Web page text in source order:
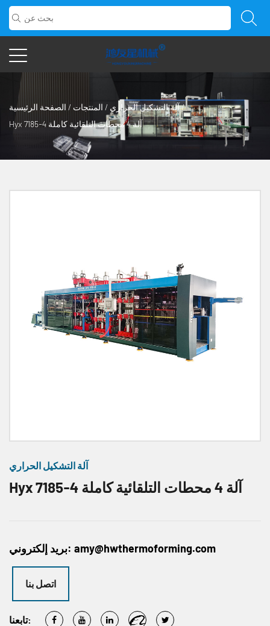
الصفحة الرئيسية / المنتجات / آلة التشكيل الحراري/
Hyx 7185-4 آلة 4 محطات التلقائية كاملة
آلة التشكيل الحراري
Hyx 7185-4 آلة 4 محطات التلقائية كاملة
بريد إلكتروني: amy@hwthermoforming.com
اتصل بنا
تابعنا: